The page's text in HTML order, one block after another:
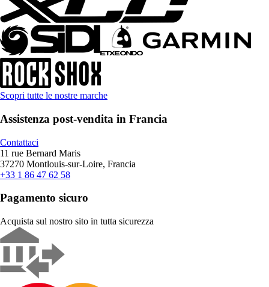
Scopri tutte le nostre marche
Assistenza post-vendita in Francia
Contattaci
11 rue Bernard Maris
37270 Montlouis-sur-Loire, Francia
+33 1 86 47 62 58
Pagamento sicuro
Acquista sul nostro sito in tutta sicurezza